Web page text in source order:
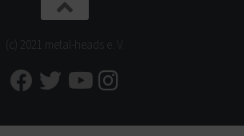
(c) 2021 metal-heads e. V.